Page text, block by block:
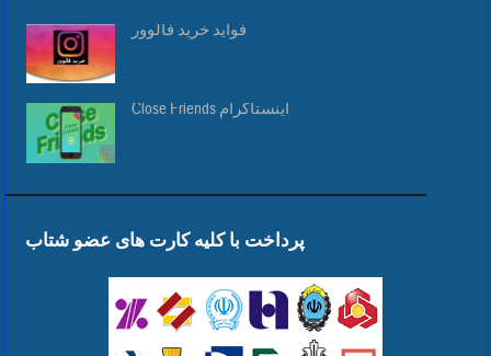
فواید خرید فالوور
Close Friends اینستاگرام
پرداخت با کلیه کارت های عضو شتاب